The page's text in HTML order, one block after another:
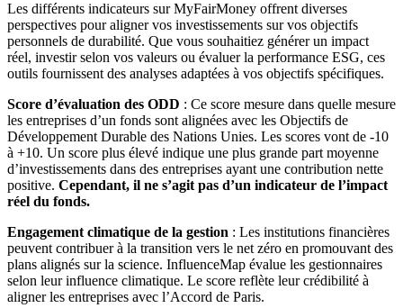
Les différents indicateurs sur MyFairMoney offrent diverses
perspectives pour aligner vos investissements sur vos objectifs
personnels de durabilité. Que vous souhaitiez générer un impact
réel, investir selon vos valeurs ou évaluer la performance ESG, ces
outils fournissent des analyses adaptées à vos objectifs spécifiques.
Score d’évaluation des ODD : Ce score mesure dans quelle mesure
les entreprises d’un fonds sont alignées avec les Objectifs de
Développement Durable des Nations Unies. Les scores vont de -10
à +10. Un score plus élevé indique une plus grande part moyenne
d’investissements dans des entreprises ayant une contribution nette
positive. Cependant, il ne s’agit pas d’un indicateur de l’impact
réel du fonds.
Engagement climatique de la gestion : Les institutions financières
peuvent contribuer à la transition vers le net zéro en promouvant des
plans alignés sur la science. InfluenceMap évalue les gestionnaires
selon leur influence climatique. Le score reflète leur crédibilité à
aligner les entreprises avec l’Accord de Paris.